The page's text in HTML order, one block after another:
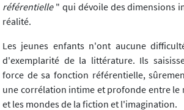
référentielle" qui dévoile des dimensions
réalité.
Les jeunes enfants n'ont aucune
d'exemplarité de la littérature. Ils
force de sa fonction référentielle,
une corrélation intime et profonde entre le
et les mondes de la fiction et l'imagination.